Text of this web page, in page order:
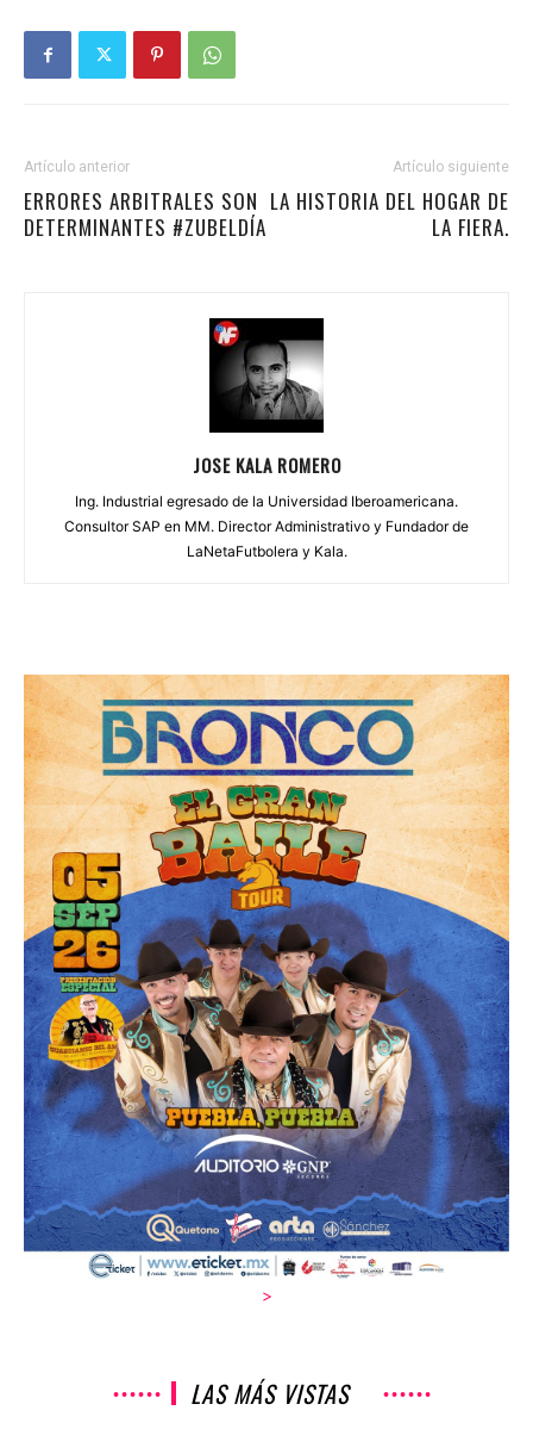
Artículo anterior
ERRORES ARBITRALES SON
DETERMINANTES #ZUBELDÍA
Artículo siguiente
LA HISTORIA DEL HOGAR DE
LA FIERA.
JOSE KALA ROMERO
Ing. Industrial egresado de la Universidad Iberoamericana.
Consultor SAP en MM. Director Administrativo y Fundador de
LaNetaFutbolera y Kala.
>
LAS MÁS VISTAS